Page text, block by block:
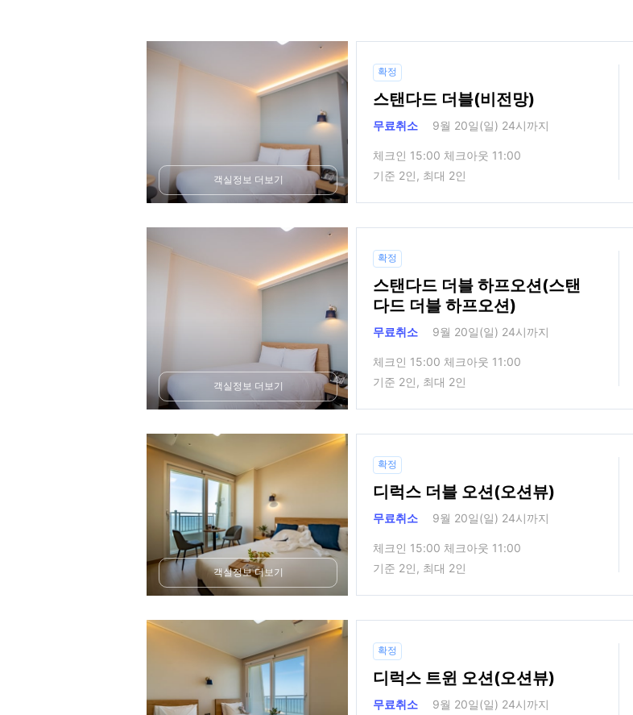
객실정보 더보기
확정
스탠다드 더블(비전망)
무료취소 9월 20일(일) 24시까지
체크인 15:00 체크아웃 11:00
기준 2인, 최대 2인
객실정보 더보기
확정
스탠다드 더블 하프오션(스탠
다드 더블 하프오션)
무료취소 9월 20일(일) 24시까지
체크인 15:00 체크아웃 11:00
기준 2인, 최대 2인
객실정보 더보기
확정
디럭스 더블 오션(오션뷰)
무료취소 9월 20일(일) 24시까지
체크인 15:00 체크아웃 11:00
기준 2인, 최대 2인
확정
디럭스 트윈 오션(오션뷰)
무료취소 9월 20일(일) 24시까지